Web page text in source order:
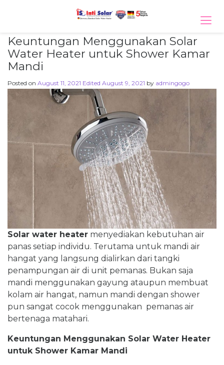
Keuntungan Menggunakan Solar
Water Heater untuk Shower Kamar
Mandi
Posted on August 11, 2021 Edited August 9, 2021 by admingogo
Solar water heater menyediakan kebutuhan air
panas setiap individu. Terutama untuk mandi air
hangat yang langsung dialirkan dari tangki
penampungan air di unit pemanas. Bukan saja
mandi menggunakan gayung ataupun membuat
kolam air hangat, namun mandi dengan shower
pun sangat cocok menggunakan pemanas air
bertenaga matahari.
Keuntungan Menggunakan Solar Water Heater
untuk Shower Kamar Mandi